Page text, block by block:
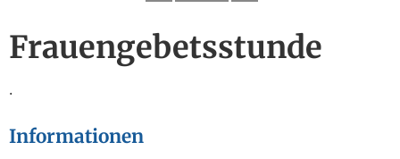
Frauengebetsstunde
.
Informationen